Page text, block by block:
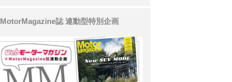
MotorMagazine誌 連動型特別企画